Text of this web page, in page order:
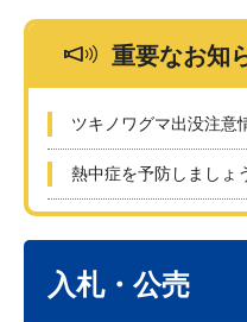
重要なお知
ツキノワグマ出没注意
熱中症を予防しましょ
入札・公売